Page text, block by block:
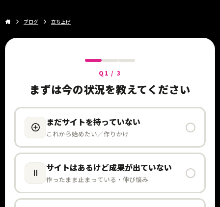
ブログ 立ち上げ
Q1 / 3
まずは今の状況を教えてください
まだサイトを持っていない
これから始めたい／作りかけ
サイトはあるけど成果が出ていない
作ったまま止まっている・伸び悩み